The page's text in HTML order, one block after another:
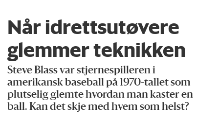
Når idrettsutøvere
glemmer teknikken
Steve Blass var stjernespilleren i
amerikansk baseball på 1970-tallet som
plutselig glemte hvordan man kaster en
ball. Kan det skje med hvem som helst?